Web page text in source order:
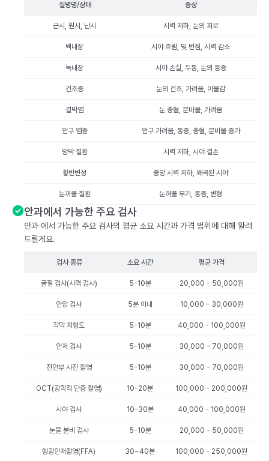
질병명/상태 증상
근시, 원시, 난시 시력 저하, 눈의 피로
백내장 시야 흐림, 빛 번짐, 시력 감소
녹내장 시야 손실, 두통, 눈의 통증
건조증 눈의 건조, 가려움, 이물감
결막염 눈 충혈, 분비물, 가려움
안구 염증 안구 가려움, 통증, 충혈, 분비물 증가
망막 질환 시력 저하, 시야 결손
황반변성 중앙 시력 저하, 왜곡된 시야
눈꺼풀 질환 눈꺼풀 부기, 통증, 변형
안과에서 가능한 주요 검사
안과 에서 가능한 주요 검사의 평균 소요 시간과 가격 범위에 대해 알려
드릴게요.
검사 종류 소요 시간 평균 가격
굴절 검사(시력 검사) 5-10분 20,000 - 50,000원
안압 검사 5분 이내 10,000 - 30,000원
각막 지형도 5-10분 40,000 - 100,000원
안저 검사 5-10분 30,000 - 70,000원
전안부 사진 촬영 5-10분 30,000 - 70,000원
OCT(광학적 단층 촬영) 10-20분 100,000 - 200,000원
시야 검사 10-30분 40,000 - 100,000원
눈물 분비 검사 5-10분 20,000 - 50,000원
형광안저촬영(FFA) 30~40분 100,000 - 250,000원